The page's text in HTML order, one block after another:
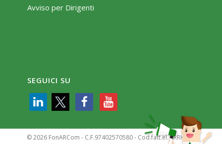
Avviso per Dirigenti
SEGUICI SU
© 2026 FonARCom - C.F.97402570580 - Cod.fatt.el. KRRH6B9